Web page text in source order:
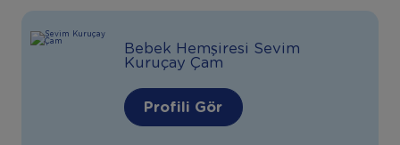
Bebek Hemşiresi Sevim
Kuruçay Çam
Profili Gör